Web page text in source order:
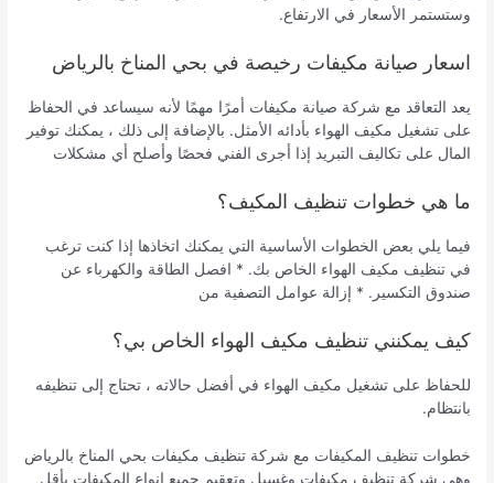
وستستمر الأسعار في الارتفاع.
اسعار صيانة مكيفات رخيصة في بحي المناخ بالرياض
يعد التعاقد مع شركة صيانة مكيفات أمرًا مهمًا لأنه سيساعد في الحفاظ
على تشغيل مكيف الهواء بأدائه الأمثل. بالإضافة إلى ذلك ، يمكنك توفير
المال على تكاليف التبريد إذا أجرى الفني فحصًا وأصلح أي مشكلات
ما هي خطوات تنظيف المكيف؟
فيما يلي بعض الخطوات الأساسية التي يمكنك اتخاذها إذا كنت ترغب
في تنظيف مكيف الهواء الخاص بك. * افصل الطاقة والكهرباء عن
صندوق التكسير. * إزالة عوامل التصفية من
كيف يمكنني تنظيف مكيف الهواء الخاص بي؟
للحفاظ على تشغيل مكيف الهواء في أفضل حالاته ، تحتاج إلى تنظيفه
بانتظام.
خطوات تنظيف المكيفات مع شركة تنظيف مكيفات بحي المناخ بالرياض
وهي شركة تنظيف مكيفات وغسيل وتعقيم جميع انواع المكيفات بأقل